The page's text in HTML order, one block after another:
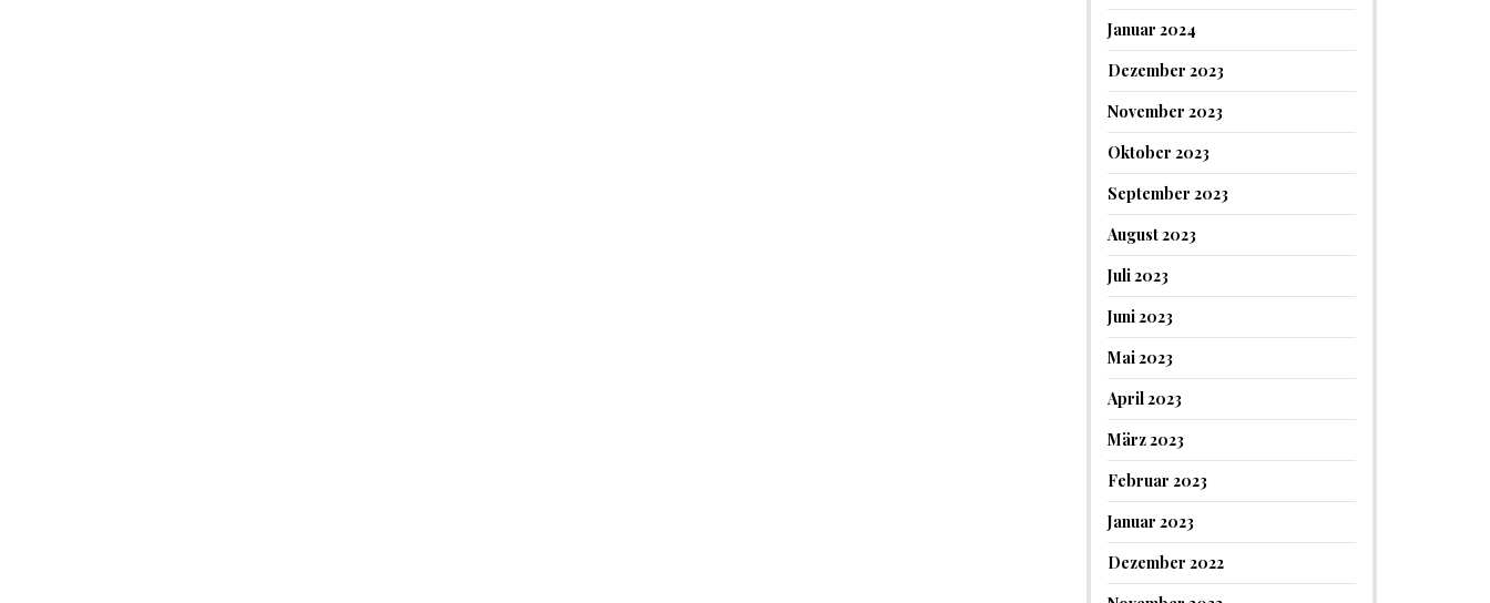
Januar 2024
Dezember 2023
November 2023
Oktober 2023
September 2023
August 2023
Juli 2023
Juni 2023
Mai 2023
April 2023
März 2023
Februar 2023
Januar 2023
Dezember 2022